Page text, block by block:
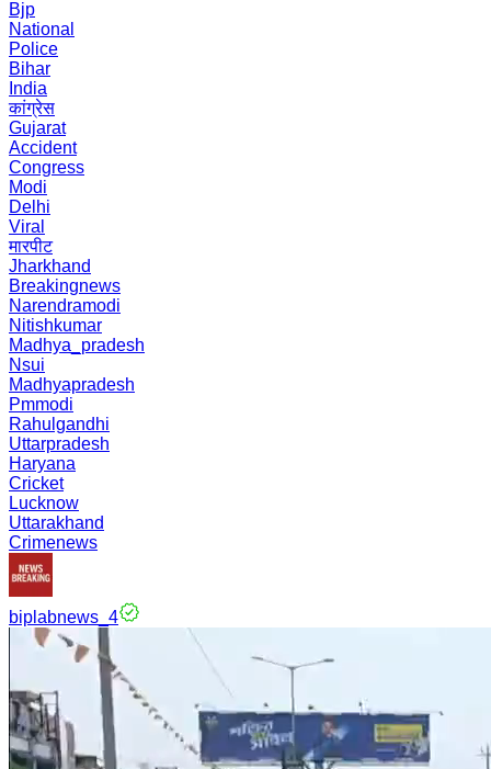
Bjp
National
Police
Bihar
India
कांग्रेस
Gujarat
Accident
Congress
Modi
Delhi
Viral
मारपीट
Jharkhand
Breakingnews
Narendramodi
Nitishkumar
Madhya_pradesh
Nsui
Madhyapradesh
Pmmodi
Rahulgandhi
Uttarpradesh
Haryana
Cricket
Lucknow
Uttarakhand
Crimenews
biplabnews_4